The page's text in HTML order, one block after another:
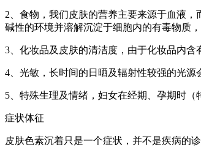
2、食物，我们皮肤的营养主要来源于血液，
碱性的环境并溶解沉淀于细胞内的有毒物质
3、化妆品及皮肤的清洁度，由于化妆品内含
4、光敏，长时间的日晒及辐射性较强的光源
5、特殊生理及情绪，妇女在经期、孕期时
症状体征
皮肤色素沉着只是一个症状，并不是疾病的